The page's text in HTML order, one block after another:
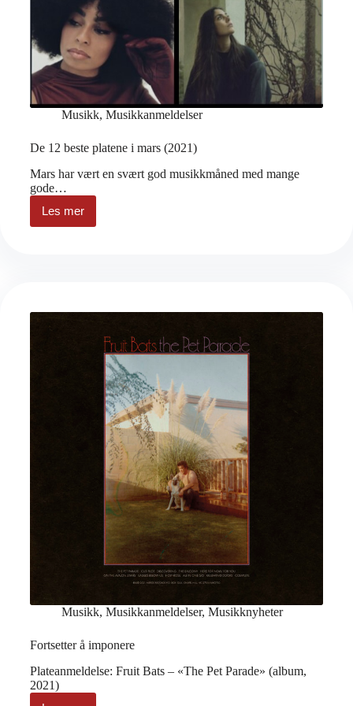
Musikk, Musikkanmeldelser
De 12 beste platene i mars (2021)
Mars har vært en svært god musikkmåned med mange
gode…
Les mer
De
12
Musikk, Musikkanmeldelser, Musikknyheter
Fortsetter å imponere
Plateanmeldelse: Fruit Bats – «The Pet Parade» (album,
2021)